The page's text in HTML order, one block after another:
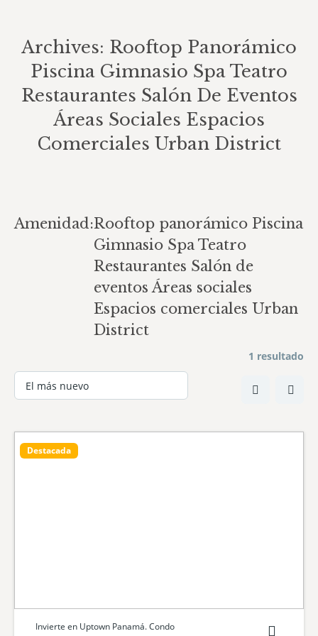
Archives: Rooftop Panorámico
Piscina Gimnasio Spa Teatro
Restaurantes Salón De Eventos
Áreas Sociales Espacios
Comerciales Urban District
Amenidad:Rooftop panorámico Piscina
Gimnasio Spa Teatro
Restaurantes Salón de
eventos Áreas sociales
Espacios comerciales Urban
District
1 resultado
Destacada
Invierte en Uptown Panamá. Condo